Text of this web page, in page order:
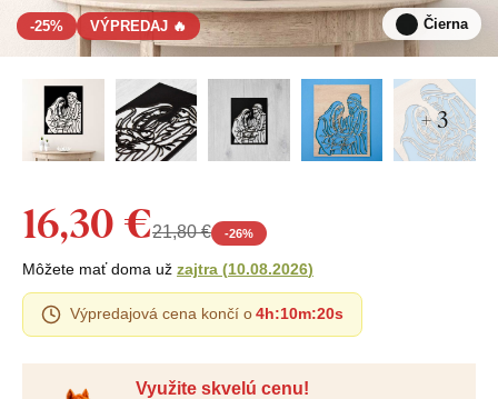
-25% VÝPREDAJ 🔥 Čierna
+ 3
Využite skvelú cenu!
16,30 €21,80 € -26%
Môžete mať doma už zajtra (10.08.2026)
Výpredajová cena končí o4h:10m:19s